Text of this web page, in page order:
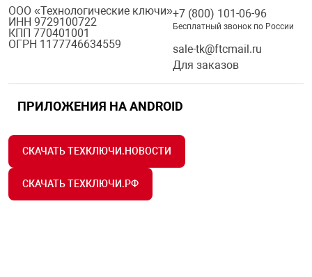
ООО «Технологические ключи»
ИНН 9729100722
КПП 770401001
ОГРН 1177746634559
+7 (800) 101-06-96
Бесплатный звонок по России
sale-tk@ftcmail.ru
Для заказов
ПРИЛОЖЕНИЯ НА ANDROID
СКАЧАТЬ ТЕХКЛЮЧИ.НОВОСТИ
СКАЧАТЬ ТЕХКЛЮЧИ.РФ